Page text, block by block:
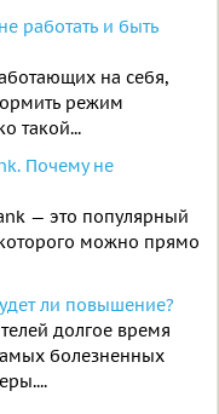
работать и быть
на себя,
режим
такой...
Почему не
— это популярный
можно прямо
ли повышение?
долгое время
болезненных